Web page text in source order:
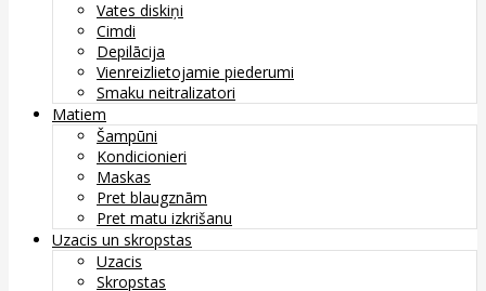
Vates diskiņi
Cimdi
Depilācija
Vienreizlietojamie piederumi
Smaku neitralizatori
Matiem
Šampūni
Kondicionieri
Maskas
Pret blaugznām
Pret matu izkrišanu
Uzacis un skropstas
Uzacis
Skropstas